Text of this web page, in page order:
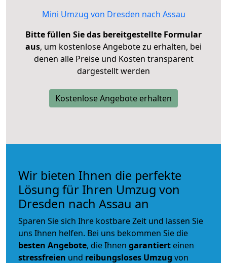
Mini Umzug von Dresden nach Assau
Bitte füllen Sie das bereitgestellte Formular
aus, um kostenlose Angebote zu erhalten, bei
denen alle Preise und Kosten transparent
dargestellt werden
Kostenlose Angebote erhalten
Wir bieten Ihnen die perfekte
Lösung für Ihren Umzug von
Dresden nach Assau an
Sparen Sie sich Ihre kostbare Zeit und lassen Sie
uns Ihnen helfen. Bei uns bekommen Sie die
besten Angebote, die Ihnen garantiert einen
stressfreien und reibungsloses Umzug von